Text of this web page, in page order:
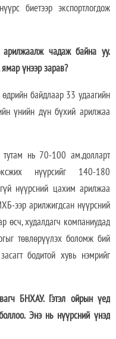
биетээр экспортлогдож
арилжаалж чадаж байна уу.
үнээр зарав?
байдлаар 33 удаагийн
үнийн дүн бүхий арилжаа
нь 70-100 ам.долларт
нүүрсийг 140-180
нүүрсний цахим арилжаа
ээр арилжигдсан нүүрсний
өсч, худалдагч компаниудад
төвлөрүүлэх боломж бий
бодитой хувь нэмрийг
БНХАУ. Гэтэл ойрын үед
Энэ нь нүүрсний үнэд